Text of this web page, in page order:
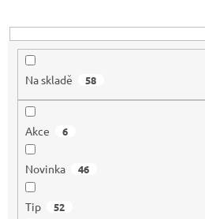
k
t
Na skladě 58
Akce 6
Novinka 46
Tip 52